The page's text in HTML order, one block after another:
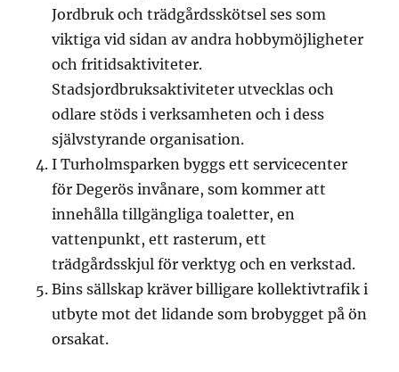
Jordbruk och trädgårdsskötsel ses som
viktiga vid sidan av andra hobbymöjligheter
och fritidsaktiviteter.
Stadsjordbruksaktiviteter utvecklas och
odlare stöds i verksamheten och i dess
självstyrande organisation.
I Turholmsparken byggs ett servicecenter
för Degerös invånare, som kommer att
innehålla tillgängliga toaletter, en
vattenpunkt, ett rasterum, ett
trädgårdsskjul för verktyg och en verkstad.
Bins sällskap kräver billigare kollektivtrafik i
utbyte mot det lidande som brobygget på ön
orsakat.